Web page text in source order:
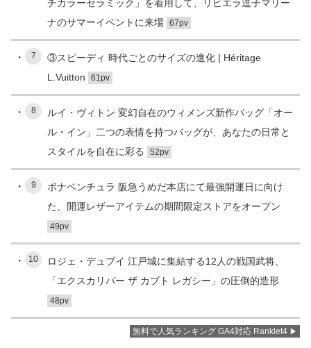
チカラーセラミック」を着用して、リビエラ逗子マリー
ナのサマーイベントに来場 67pv
7
③スピーディ 時代ごとのサイズの進化 | Héritage
L.Vuitton
61pv
8
ルイ・ヴィトン 変幻自在のウィメンズ新作バッグ「オー
ル・イン」二つの表情を持つバッグが、あなたの日常と
スタイルを自在に彩る
52pv
9
ボナベンチュラ 阪急うめだ本店にて最強開運日に向け
た、開運レザーアイテムの期間限定ストアをオープン
49pv
10
ロジェ・デュブイ 江戸城に集結する12人の戦国武将、
「エクスカリバー ザ カブト レガシー」の圧倒的造形
48pv
無料で人気ランキング GA4対応 Ranklet4